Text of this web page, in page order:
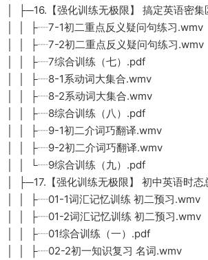
│ ├─16.【强化训练无极限】 搞定英语密集
│ │ ├┈7-1初二重点反义疑问句练习.wmv
│ │ ├┈7-2初二重点反义疑问句练习.wmv
│ │ ├┈7综合训练（七）.pdf
│ │ ├┈8-1系动词大集合.wmv
│ │ ├┈8-2系动词大集合.wmv
│ │ ├┈8综合训练（八）.pdf
│ │ ├┈9-1初二介词巧翻译.wmv
│ │ ├┈9-2初二介词巧翻译.wmv
│ │ └┈9综合训练（九）.pdf
│ ├─17.【强化训练无极限】 初中英语时态
│ │ ├┈01-1词汇记忆训练 初二预习.wmv
│ │ ├┈01-2词汇记忆训练 初二预习.wmv
│ │ ├┈01综合训练（一）.pdf
│ │ ├┈02-2初一知识复习 名词.wmv